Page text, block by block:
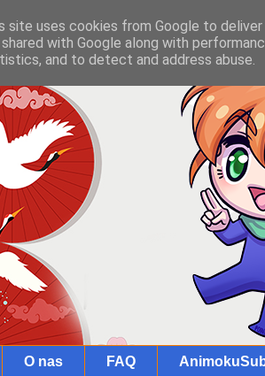
O nas FAQ
site uses cookies from Google to
with Google along with
and to detect and address abuse.